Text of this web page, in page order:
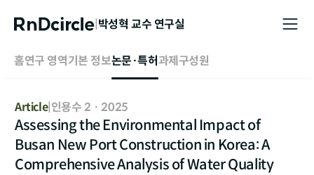
|박성혁 교수 연구실
홈연구 영역기본 정보논문·특허과제 구성원
Article| 인용수 2 · 2025
Assessing the Environmental Impact of
Busan New Port Construction in Korea: A
Comprehensive Analysis of Water Quality